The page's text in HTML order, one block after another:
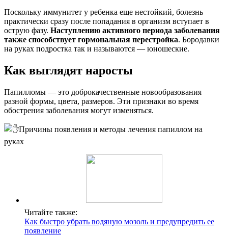
Поскольку иммунитет у ребенка еще нестойкий, болезнь
практически сразу после попадания в организм вступает в
острую фазу. Наступлению активного периода заболевания
также способствует гормональная перестройка. Бородавки
на руках подростка так и называются — юношеские.
Как выглядят наросты
Папилломы — это доброкачественные новообразования
разной формы, цвета, размеров. Эти признаки во время
обострения заболевания могут изменяться.
Читайте также:
Как быстро убрать водяную мозоль и предупредить ее
появление